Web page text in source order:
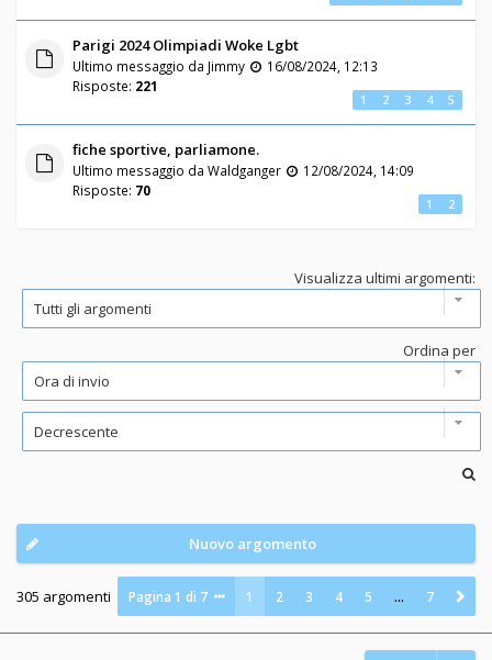
Parigi 2024 Olimpiadi Woke Lgbt
Ultimo messaggio da Jimmy
16/08/2024, 12:13
Risposte: 221
1 2 3 4 5
fiche sportive, parliamone.
Ultimo messaggio da Waldganger
12/08/2024, 14:09
Risposte: 70
1 2
Visualizza ultimi argomenti:
Ordina per
Nuovo argomento
305 argomenti Pagina1 di 7 1 2 3 4 5 … 7